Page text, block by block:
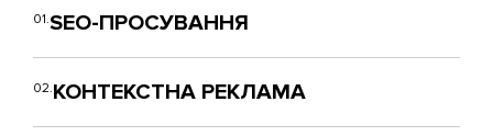
01.SEO-ПРОСУВАННЯ
02.КОНТЕКСТНА РЕКЛАМА